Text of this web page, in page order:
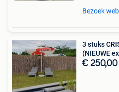
Bezoek
3 stuks
(NIEUWE
€ 250,00